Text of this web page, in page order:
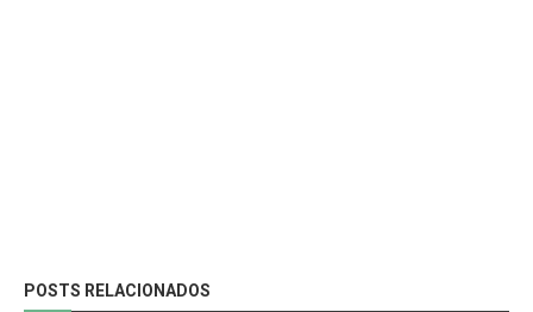
POSTS RELACIONADOS